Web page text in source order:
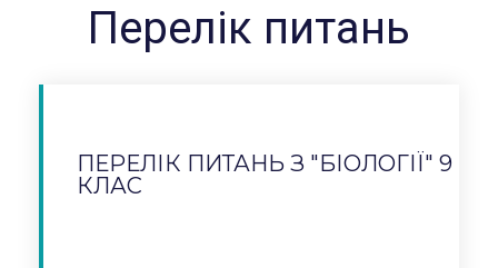
Перелік питань
ПЕРЕЛІК ПИТАНЬ З "БІОЛОГІЇ" 9
КЛАС